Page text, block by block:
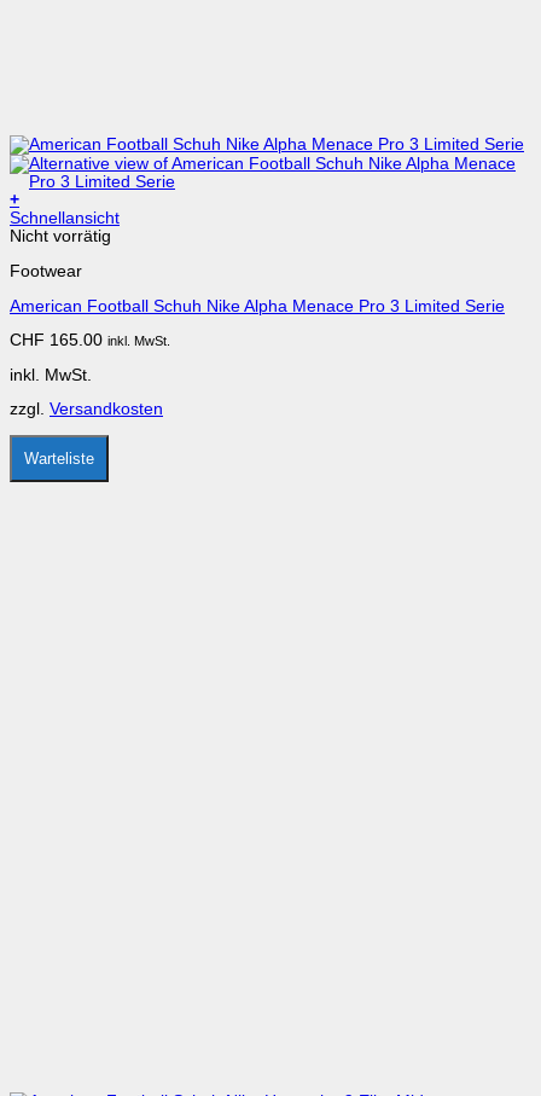
+
Dieses
Produkt
mehrere
auf.
Optionen
auf
Produktseite
gewählt
werden
Schnellansicht
Nicht vorrätig
Footwear
American Football Schuh Nike Alpha Menace Pro 3 Limited Serie
CHF 165.00 inkl. MwSt.
inkl. MwSt.
zzgl. Versandkosten
Warteliste